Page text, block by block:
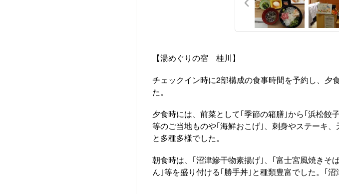
【湯めぐりの宿 桂川】
チェックイン時に2部構成の食事時間を予約し、夕
た。
夕食時には、前菜として｢季節の箱膳｣から｢浜松餃
等のご当地ものや｢海鮮おこげ｣、刺身やステーキ
と多種多様でした。
朝食時は、｢沼津鰺干物素揚げ｣、｢富士宮風焼きそ
ん｣等を盛り付ける｢勝手丼｣と種類豊富でした。｢沼